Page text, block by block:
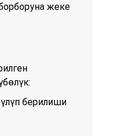
жеке
берилиши